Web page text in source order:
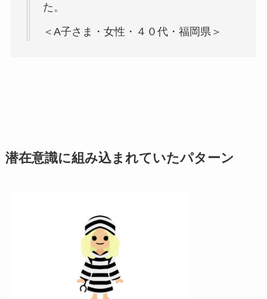
た。
＜A子さま・女性・４０代・福岡県＞
潜在意識に組み込まれていたパターン